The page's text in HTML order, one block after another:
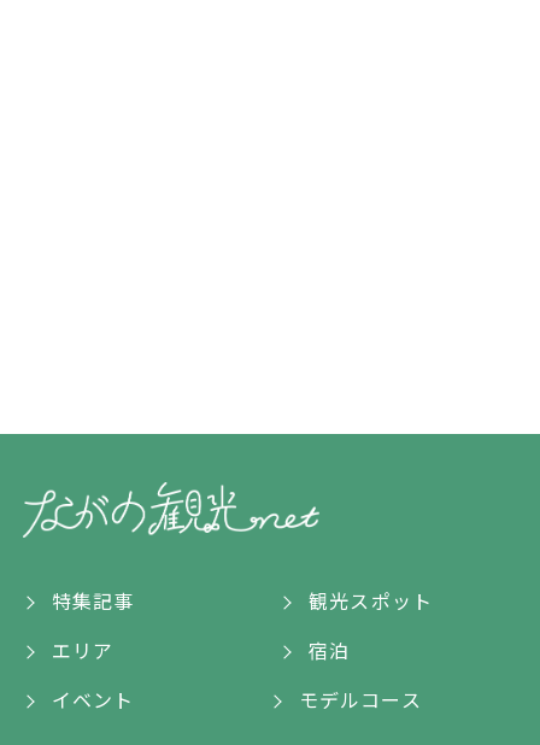
特集記事
観光スポット
エリア
宿泊
イベント
モデルコース